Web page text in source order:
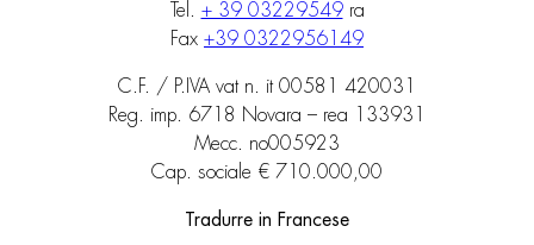
Tel. + 39 03229549ra
Fax +39 0322956149
C.F. / P.IVA vat n. it 00581 420031
Reg. imp. 6718 Novara – rea 133931
Mecc. no005923
Cap. sociale € 710.000,00
Tradurre in Francese